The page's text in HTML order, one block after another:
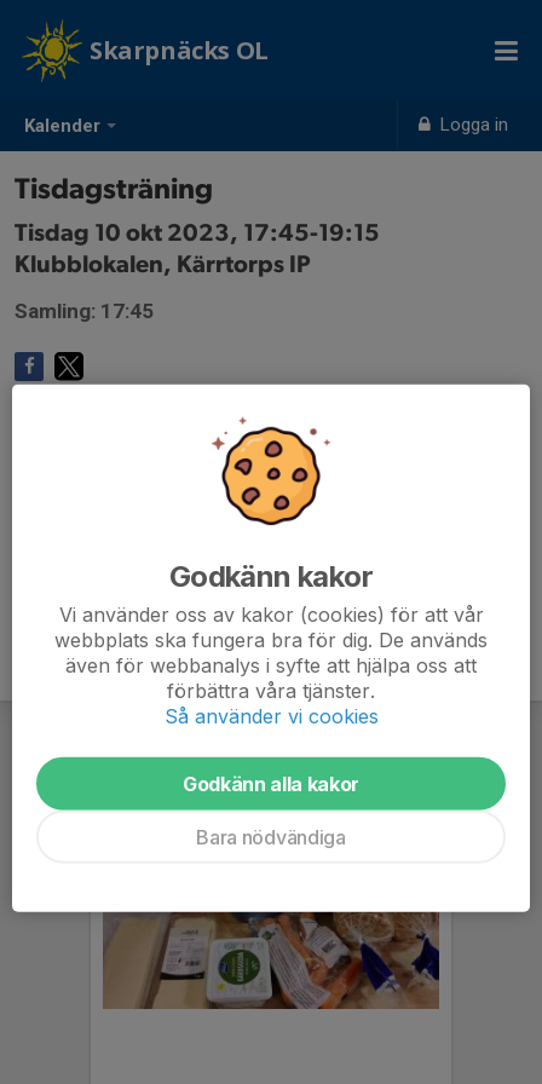
Kalender Logga in
Skarpnäcks OL
Tisdagsträning
Tisdag 10 okt 2023, 17:45-19:15
Klubblokalen, Kärrtorps IP
Samling: 17:45
Godkänn kakor
Vi använder oss av kakor (cookies) för att vår
webbplats ska fungera bra för dig. De används
även för webbanalys i syfte att hjälpa oss att
förbättra våra tjänster.
Så använder vi cookies
Godkänn alla kakor
Bara nödvändiga